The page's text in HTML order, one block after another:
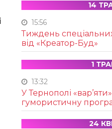
14
15:56
Тиждень
від «Креатор-Буд»
1
13:32
У Тернополі
гумористичну
24